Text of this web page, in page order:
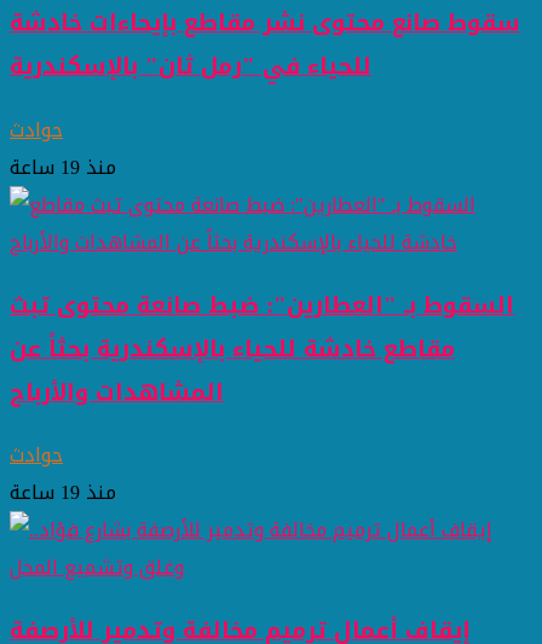
سقوط صانع محتوى نشر مقاطع بإيحاءات خادشة
للحياء في "رمل ثان" بالإسكندرية
حوادث
منذ 19 ساعة
السقوط بـ "العطارين": ضبط صانعة محتوى تبث
مقاطع خادشة للحياء بالإسكندرية بحثاً عن
المشاهدات والأرباح
حوادث
منذ 19 ساعة
إيقاف أعمال ترميم مخالفة وتدمير للأرصفة